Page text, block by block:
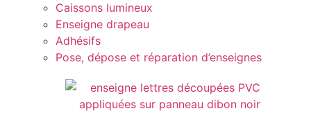
Caissons lumineux
Enseigne drapeau
Adhésifs
Pose, dépose et réparation d’enseignes